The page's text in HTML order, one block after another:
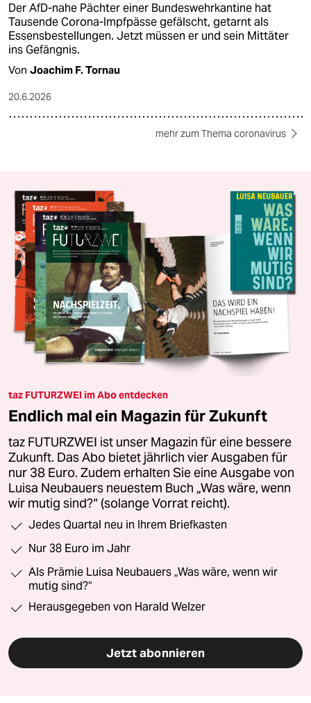
Der AfD-nahe Pächter einer Bundeswehrkantine hat
Tausende Corona-Impfpässe gefälscht, getarnt als
Essensbestellungen. Jetzt müssen er und sein Mittäter
ins Gefängnis.
Von Joachim F. Tornau
20.6.2026
mehr zum Thema coronavirus
taz FUTURZWEI im Abo entdecken
Endlich mal ein Magazin für Zukunft
taz FUTURZWEI ist unser Magazin für eine bessere
Zukunft. Das Abo bietet jährlich vier Ausgaben für
nur 38 Euro. Zudem erhalten Sie eine Ausgabe von
Luisa Neubauers neuestem Buch „Was wäre, wenn
wir mutig sind?“ (solange Vorrat reicht).
Jedes Quartal neu in Ihrem Briefkasten
Nur 38 Euro im Jahr
Als Prämie Luisa Neubauers „Was wäre, wenn wir
mutig sind?“
Herausgegeben von Harald Welzer
Jetzt abonnieren